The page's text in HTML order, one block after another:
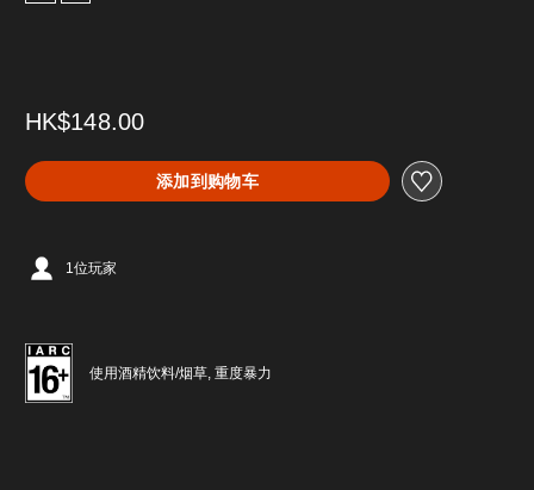
HK$148.00
添加到购物车
1位玩家
使用酒精饮料/烟草, 重度暴力